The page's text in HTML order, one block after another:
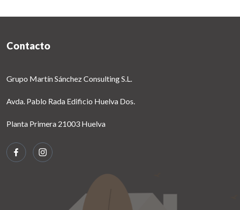
Contacto
Grupo Martín Sánchez Consulting S.L.
Avda. Pablo Rada Edificio Huelva Dos.
Planta Primera 21003 Huelva